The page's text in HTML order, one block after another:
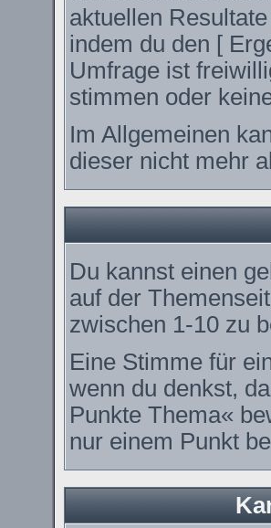
aktuellen
indem du den [
Umfrage ist
stimmen oder
Im Allgemeinen
dieser nicht mehr
Du kannst einen
auf der
zwischen 1-10 zu
Eine Stimme für
wenn du denkst,
Punkte Thema«
nur einem Punkt